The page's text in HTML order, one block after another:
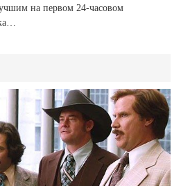
на первом 24-часовом